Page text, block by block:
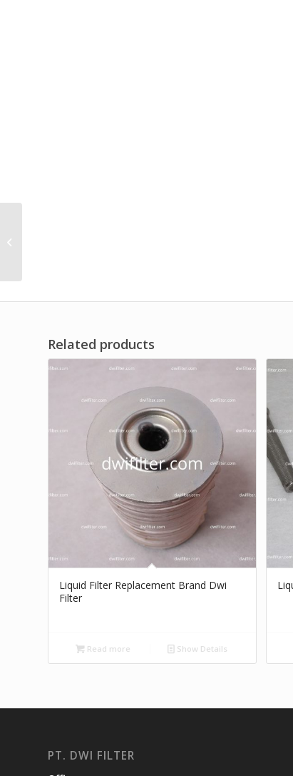
Related products
Liquid Filter Replacement Brand Dwi
Filter
Read more Show Details
PT. DWI FILTER